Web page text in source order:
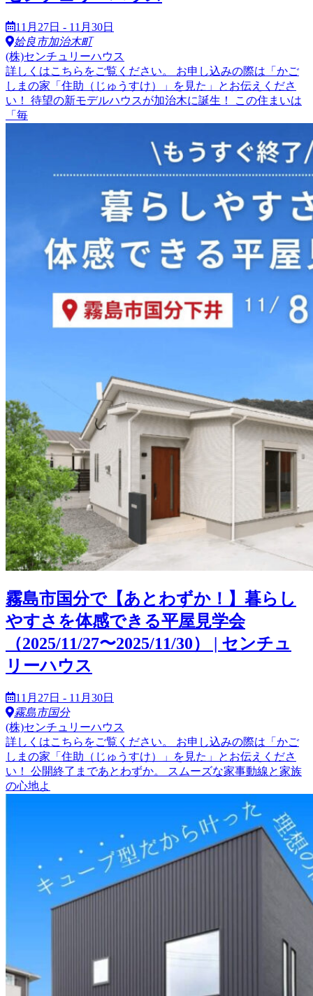
11月27日 - 11月30日
姶良市加治木町
(株)センチュリーハウス
詳しくはこちらをご覧ください。 お申し込みの際は「かご
しまの家「住助（じゅうすけ）」を見た」とお伝えくださ
い！ 待望の新モデルハウスが加治木に誕生！ この住まいは
「毎
霧島市国分で【あとわずか！】暮らし
やすさを体感できる平屋見学会
（2025/11/27〜2025/11/30） | センチュ
リーハウス
11月27日 - 11月30日
霧島市国分
(株)センチュリーハウス
詳しくはこちらをご覧ください。 お申し込みの際は「かご
しまの家「住助（じゅうすけ）」を見た」とお伝えくださ
い！ 公開終了まであとわずか。 スムーズな家事動線と家族
の心地よ